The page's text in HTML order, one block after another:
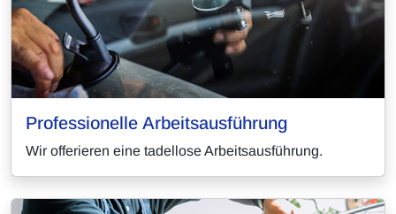
Professionelle Arbeitsausführung
Wir offerieren eine tadellose Arbeitsausführung.